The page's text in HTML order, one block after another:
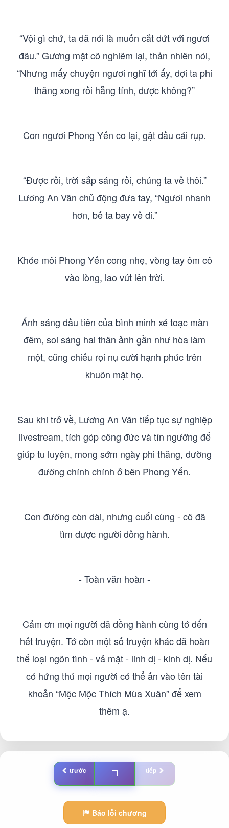
“Vội gì chứ, ta đã nói là muốn cắt đứt với ngươi
đâu.” Gương mặt cô nghiêm lại, thản nhiên nói,
“Nhưng mấy chuyện ngươi nghĩ tới ấy, đợi ta phi
thăng xong rồi hẵng tính, được không?”
Con ngươi Phong Yến co lại, gật đầu cái rụp.
“Được rồi, trời sắp sáng rồi, chúng ta về thôi.”
Lương An Vãn chủ động đưa tay, “Ngươi nhanh
hơn, bế ta bay về đi.”
Khóe môi Phong Yến cong nhẹ, vòng tay ôm cô
vào lòng, lao vút lên trời.
Ánh sáng đầu tiên của bình minh xé toạc màn
đêm, soi sáng hai thân ảnh gần như hòa làm
một, cũng chiếu rọi nụ cười hạnh phúc trên
khuôn mặt họ.
Sau khi trở về, Lương An Vãn tiếp tục sự nghiệp
livestream, tích góp công đức và tín ngưỡng để
giúp tu luyện, mong sớm ngày phi thăng, đường
đường chính chính ở bên Phong Yến.
Con đường còn dài, nhưng cuối cùng - cô đã
tìm được người đồng hành.
- Toàn văn hoàn -
Cảm ơn mọi người đã đồng hành cùng tớ đến
hết truyện. Tớ còn một số truyện khác đã hoàn
thể loại ngôn tình - vả mặt - linh dị - kinh dị. Nếu
có hứng thú mọi người có thể ấn vào tên tài
khoản “Mộc Mộc Thích Mùa Xuân” để xem
thêm ạ.
trước tiếp
Báo lỗi chương